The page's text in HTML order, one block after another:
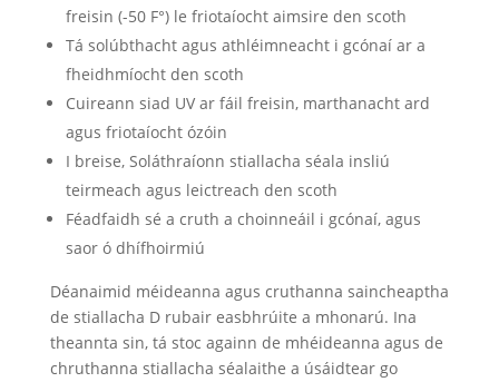
freisin (-50 F°) le friotaíocht aimsire den scoth
Tá solúbthacht agus athléimneacht i gcónaí ar a
fheidhmíocht den scoth
Cuireann siad UV ar fáil freisin, marthanacht ard
agus friotaíocht ózóin
I breise, Soláthraíonn stiallacha séala insliú
teirmeach agus leictreach den scoth
Féadfaidh sé a cruth a choinneáil i gcónaí, agus
saor ó dhífhoirmiú
Déanaimid méideanna agus cruthanna saincheaptha
de stiallacha D rubair easbhrúite a mhonarú. Ina
theannta sin, tá stoc againn de mhéideanna agus de
chruthanna stiallacha séalaithe a úsáidtear go